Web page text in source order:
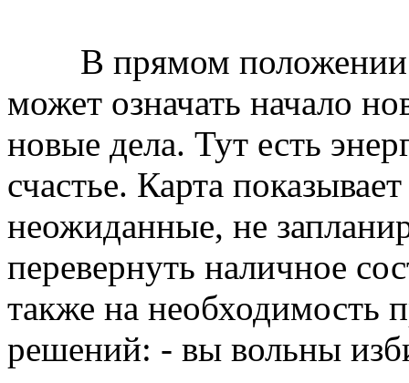
В прямом положении
может означать начало
новые дела. Тут есть
счастье. Карта
неожиданные, не
перевернуть наличное
также на необходимость
решений: - вы вольны